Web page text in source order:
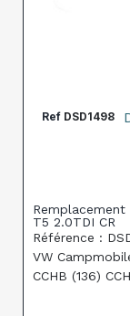
Ref DSD1498
Remplacement
T5 2.0TDI CR
Référence :
VW
CCHB (136)